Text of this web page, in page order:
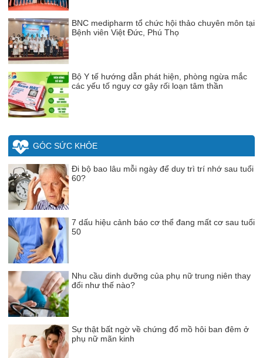
BNC medipharm tổ chức hội thảo chuyên môn tại
Bệnh viên Việt Đức, Phú Thọ
Bộ Y tế hướng dẫn phát hiện, phòng ngừa mắc
các yếu tố nguy cơ gây rối loạn tâm thần
GÓC SỨC KHỎE
Đi bộ bao lâu mỗi ngày để duy trì trí nhớ sau tuổi
60?
7 dấu hiệu cảnh báo cơ thể đang mất cơ sau tuổi
50
Nhu cầu dinh dưỡng của phụ nữ trung niên thay
đổi như thế nào?
Sự thật bất ngờ về chứng đổ mồ hôi ban đêm ở
phụ nữ mãn kinh